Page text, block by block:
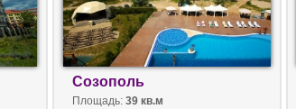
Созополь
Площадь: 39 кв.м